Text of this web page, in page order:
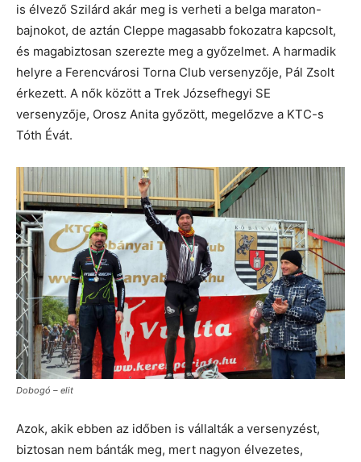
is élvező Szilárd akár meg is verheti a belga maraton-
bajnokot, de aztán Cleppe magasabb fokozatra kapcsolt,
és magabiztosan szerezte meg a győzelmet. A harmadik
helyre a Ferencvárosi Torna Club versenyzője, Pál Zsolt
érkezett. A nők között a Trek Józsefhegyi SE
versenyzője, Orosz Anita győzött, megelőzve a KTC-s
Tóth Évát.
Dobogó – elit
Azok, akik ebben az időben is vállalták a versenyzést,
biztosan nem bánták meg, mert nagyon élvezetes,